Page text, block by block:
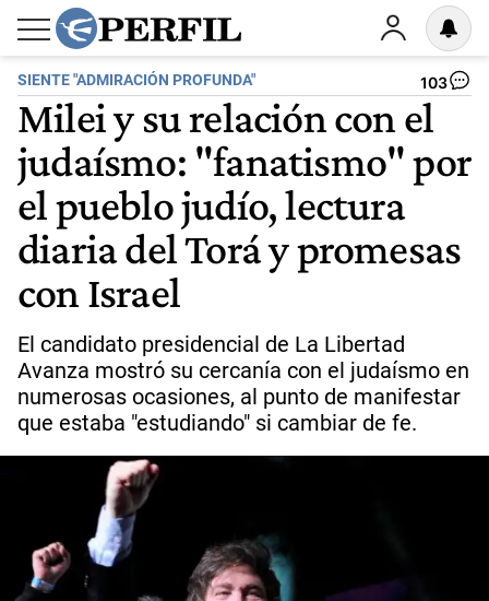
SIENTE "ADMIRACIÓN PROFUNDA" 103
Milei y su relación con el
judaísmo: "fanatismo" por
el pueblo judío, lectura
diaria del Torá y promesas
con Israel
El candidato presidencial de La Libertad
Avanza mostró su cercanía con el judaísmo en
numerosas ocasiones, al punto de manifestar
que estaba "estudiando" si cambiar de fe.